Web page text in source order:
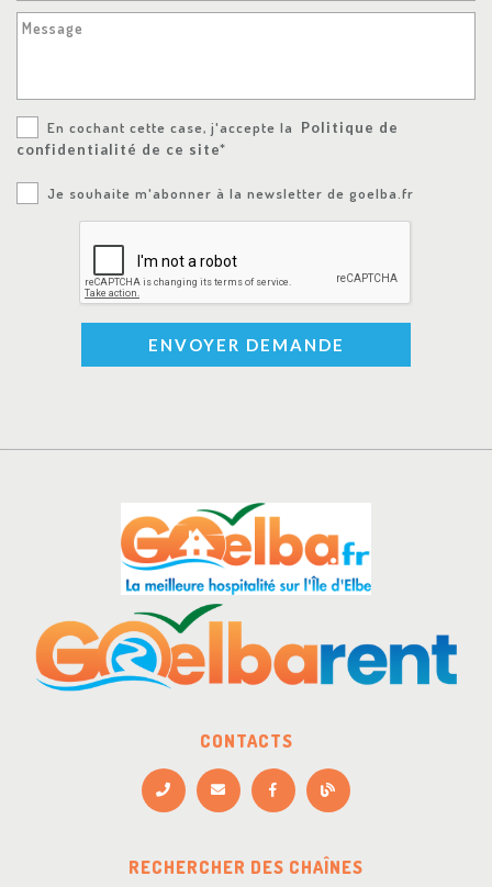
Message
En cochant cette case, j'accepte la
Politique de
confidentialité de ce site*
Je souhaite m'abonner à la newsletter de goelba.fr
ENVOYER DEMANDE
CONTACTS
RECHERCHER DES CHAÎNES